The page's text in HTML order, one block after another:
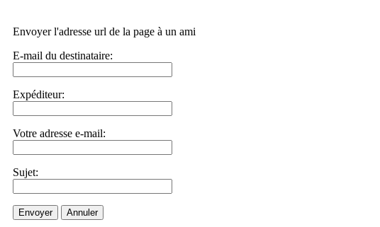
Envoyer l'adresse url de la page à un ami
E-mail du destinataire:
Expéditeur:
Votre adresse e-mail:
Sujet:
Envoyer Annuler